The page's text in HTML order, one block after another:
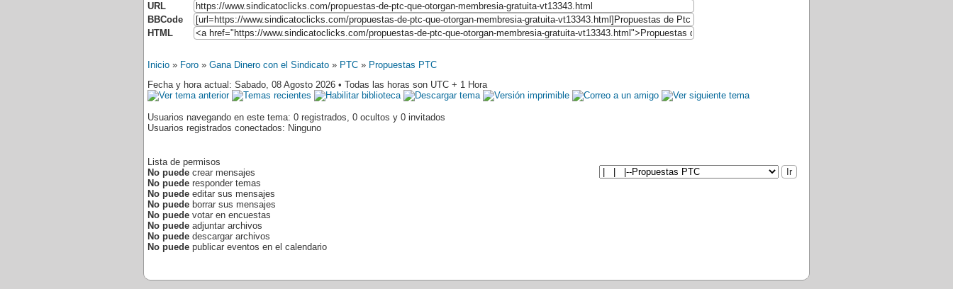
URL
BBCode
HTML
Inicio » Foro » Gana Dinero con el Sindicato » PTC » Propuestas PTC
Fecha y hora actual: Sabado, 08 Agosto 2026 • Todas las horas son UTC + 1 Hora
Usuarios navegando en este tema: 0 registrados, 0 ocultos y 0 invitados
Usuarios registrados conectados: Ninguno
Lista de permisos
No puede crear mensajes
No puede responder temas
No puede editar sus mensajes
No puede borrar sus mensajes
No puede votar en encuestas
No puede adjuntar archivos
No puede descargar archivos
No puede publicar eventos en el calendario